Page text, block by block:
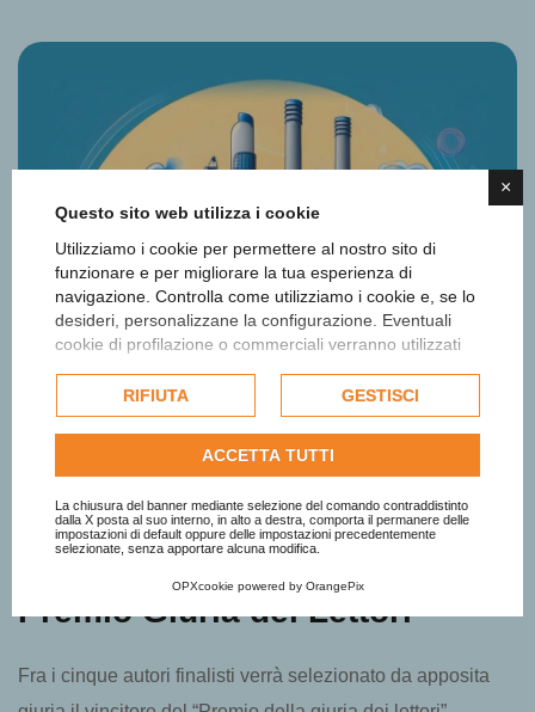
×
Questo sito web utilizza i cookie
Utilizziamo i cookie per permettere al nostro sito di
funzionare e per migliorare la tua esperienza di
navigazione. Controlla come utilizziamo i cookie e, se lo
desideri, personalizzane la configurazione. Eventuali
cookie di profilazione o commerciali verranno utilizzati
dell'utente e, se consentito, potrebbero essere utilizzati
per personalizzare gli annunci pubblicitari. Per ulteriori
informazioni su come Google utilizza i dati raccolti,
politica sulla privacy di Google
Consulta l'informativa cookie completa.
RIFIUTA GESTISCI
ACCETTA TUTTI
La chiusura del banner mediante selezione del comando contraddistinto
dalla X posta al suo interno, in alto a destra, comporta il permanere delle
impostazioni di default oppure delle impostazioni precedentemente
selezionate, senza apportare alcuna modifica.
OPXcookie powered by OrangePix
Premio Giuria dei Lettori
Fra i cinque autori finalisti verrà selezionato da apposita